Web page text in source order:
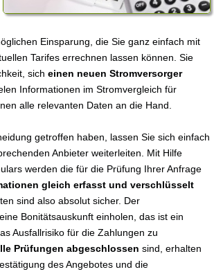
Einsparung, die Sie ganz einfach mit
Tarifes errechnen lassen können. Sie
sich einen neuen Stromversorger
Informationen im Stromvergleich für
alle relevanten Daten an die Hand.
getroffen haben, lassen Sie sich einfach
Anbieter weiterleiten. Mit Hilfe
werden die für die Prüfung Ihrer Anfrage
gleich erfasst und verschlüsselt
sind also absolut sicher. Der
Bonitätsauskunft einholen, das ist ein
Ausfallrisiko für die Zahlungen zu
Prüfungen abgeschlossen sind, erhalten
des Angebotes und die